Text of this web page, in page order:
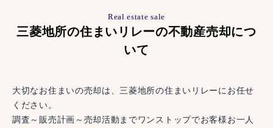
Real estate sale
三菱地所の住まいリレーの不動産売却につ
いて
大切なお住まいの売却は、三菱地所の住まいリレーにお任せ
ください。
調査～販売計画～売却活動までワンストップでお客様お一人